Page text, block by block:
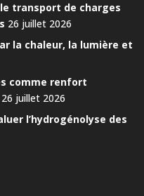
transport de charges
26 juillet 2026
la chaleur, la lumière et
comme renfort
26 juillet 2026
l’hydrogénolyse des